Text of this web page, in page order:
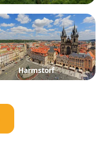
Harmstorf